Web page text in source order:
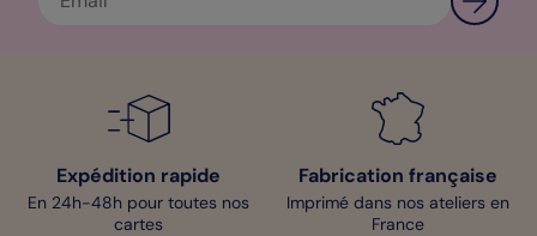
Expédition rapide
En 24h-48h pour toutes nos
cartes
Fabrication française
Imprimé dans nos ateliers en
France